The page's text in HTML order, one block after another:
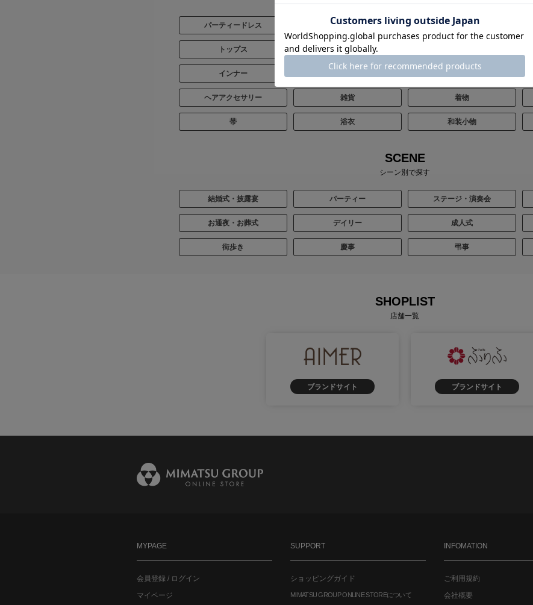
パーティードレス ブラックフォーマル（喪服） ステージ
トップス ボトムス
インナー
ヘアアクセサリー 雑貨 着物
帯 浴衣 和装小物
SCENE
シーン別で探す
結婚式・披露宴 パーティー ステージ・演奏会
お通夜・お葬式 デイリー 成人式
街歩き 慶事 弔事
SHOPLIST
店舗一覧
ブランドサイト ブランドサイト
MYPAGE
会員登録 / ログイン
マイページ
SUPPORT
ショッピングガイド
MIMATSU GROUP ONLINE STOREについて
INFOMATION
ご利用規約
会社概要